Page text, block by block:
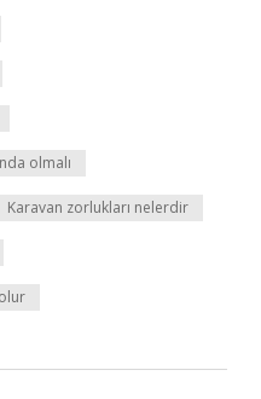
olmalı
Karavan zorlukları nelerdir